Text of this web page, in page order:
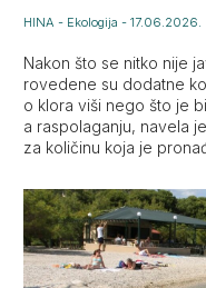
HINA - Ekologija -17.06.2026.
Nakon što se nitko nije
rovedene su dodatne
o klora viši nego što je
a raspolaganju, navela
za količinu koja je